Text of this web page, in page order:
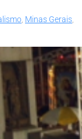
, Minas Gerais,